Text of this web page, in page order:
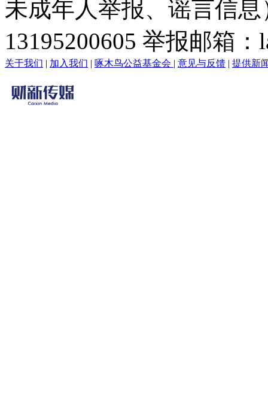
未成年人举报、谣言信
13195200605 举报邮箱
关于我们 | 加入我们 | 啄木鸟公益基金会 | 意见与反馈 | 提供新